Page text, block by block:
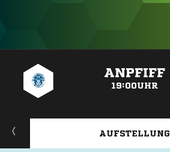
ANPFIFF
19:00UHR
AUFSTELLUNG